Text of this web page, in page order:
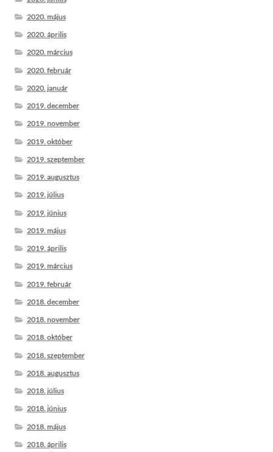
2020. május
2020. április
2020. március
2020. február
2020. január
2019. december
2019. november
2019. október
2019. szeptember
2019. augusztus
2019. július
2019. június
2019. május
2019. április
2019. március
2019. február
2018. december
2018. november
2018. október
2018. szeptember
2018. augusztus
2018. július
2018. június
2018. május
2018. április